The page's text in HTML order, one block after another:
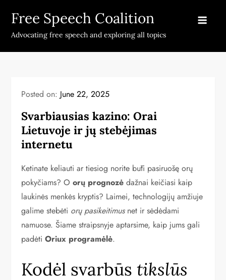
content
Free Speech Coalition
Advocating free speech and exploring all topics
Posted on: June 22, 2025
Svarbiausias kazino: Orai
Lietuvoje ir jų stebėjimas
internetu
Ketinate keliauti ar tiesiog norite būti pasiruošę orų
pokyčiams? Oorų prognozė dažnai keičiasi kaip
laukinės menkės kryptis? Laimei, technologijų amžiuje
galime stebėti orų pasikeitimusnet ir sėdėdami
namuose. Šiame straipsnyje aptarsime, kaip jums gali
padėtiOriux programėlė.
Kodėl svarbūstikslūs